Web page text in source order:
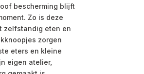
bescherming blijft
Zo is deze
zelfstandig eten en
zorgen
eters en kleine
eigen atelier,